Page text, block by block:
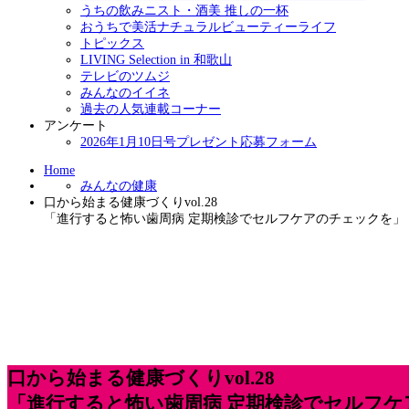
うちの飲みニスト・酒美 推しの一杯
おうちで美活ナチュラルビューティーライフ
トピックス
LIVING Selection in 和歌山
テレビのツムジ
みんなのイイネ
過去の人気連載コーナー
アンケート
2026年1月10日号プレゼント応募フォーム
Home
みんなの健康
口から始まる健康づくりvol.28
「進行すると怖い歯周病 定期検診でセルフケアのチェックを」
口から始まる健康づくりvol.28
「進行すると怖い歯周病 定期検診でセルフ